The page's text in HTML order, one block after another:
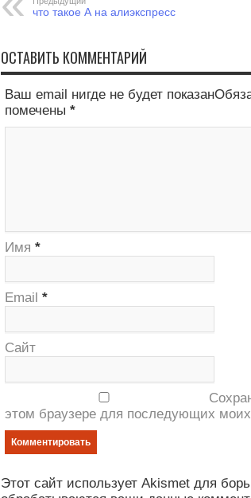
что такое А на алиэкспресс
ОСТАВИТЬ КОММЕНТАРИЙ
Ваш email нигде не будет
помечены *
Имя *
Email *
Сайт
этом браузере для последующих
Этот сайт использует Akismet для